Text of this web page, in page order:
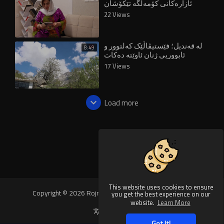
This website uses cookies to ensure
you get the best experience on our
website. Learn More
ئازارەکانی کۆمەڵگە تێکۆشان
دەکات
22 Views
8:49 لە قەندیل؛ فێستیڤاڵێک کەلتوور و
ئابووریی ژنان ئاوێتە دەکات
17 Views
Load more
Copyright © 2026 Rojnews Video. All rights reserved.
Language